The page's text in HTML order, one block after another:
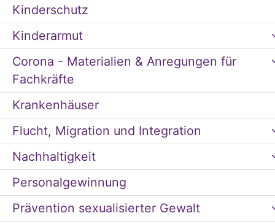
Kinderschutz
Kinderarmut
Corona - Materialien & Anregungen für
Fachkräfte
Krankenhäuser
Flucht, Migration und Integration
Nachhaltigkeit
Personalgewinnung
Prävention sexualisierter Gewalt